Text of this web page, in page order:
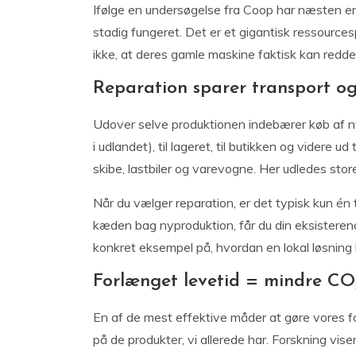
Ifølge en undersøgelse fra Coop har næsten
stadig fungeret. Det er et gigantisk
ikke, at deres gamle maskine faktisk kan
Reparation sparer transport
Udover selve produktionen indebærer køb af
i udlandet), til lageret, til butikken og videre
skibe, lastbiler og varevogne. Her udledes
Når du vælger reparation, er det typisk kun
kæden bag nyproduktion, får du din
konkret eksempel på, hvordan en lokal
Forlænget levetid = mindre
En af de mest effektive måder at gøre
på de produkter, vi allerede har. Forskning